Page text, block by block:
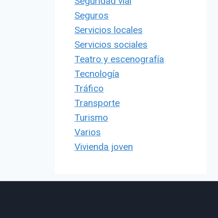
Seguros
Servicios locales
Servicios sociales
Teatro y escenografía
Tecnología
Tráfico
Transporte
Turismo
Varios
Vivienda joven